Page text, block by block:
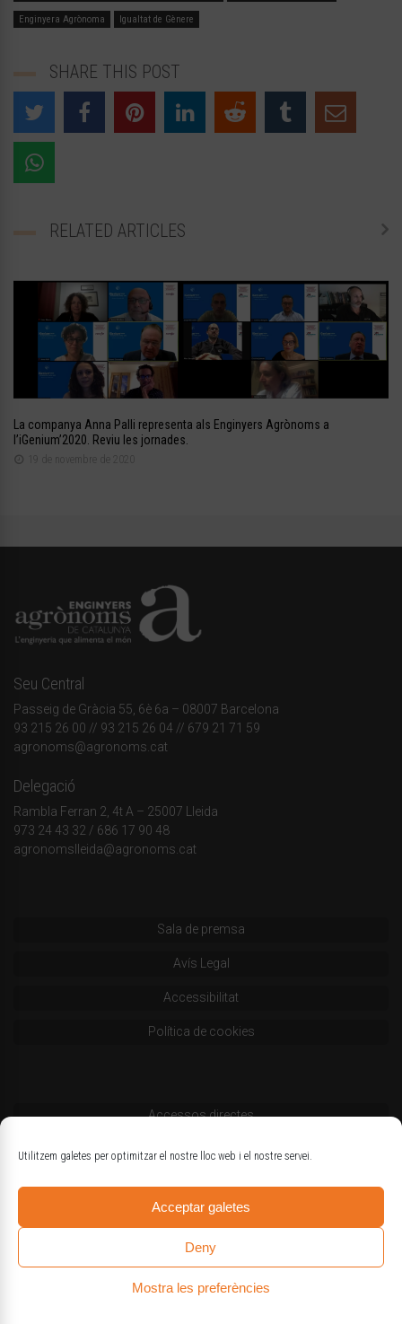
Utilitzem galetes per optimitzar el nostre lloc web i el nostre servei.
Acceptar galetes
Deny
Mostra les preferències
Enginyera Agrònoma Igualtat de Gènere
SHARE THIS POST
RELATED ARTICLES
La companya Anna Palli representa als Enginyers Agrònoms a
l’iGenium’2020. Reviu les jornades.
19 de novembre de 2020
Seu Central
Passeig de Gràcia 55, 6è 6a – 08007 Barcelona
93 215 26 00 // 93 215 26 04 // 679 21 71 59
agronoms@agronoms.cat
Delegació
Rambla Ferran 2, 4t A – 25007 Lleida
973 24 43 32 / 686 17 90 48
agronomslleida@agronoms.cat
Sala de premsa
Avís Legal
Accessibilitat
Política de cookies
Accessos directes
Codi deontològic
Estatuts
Logotips oficials